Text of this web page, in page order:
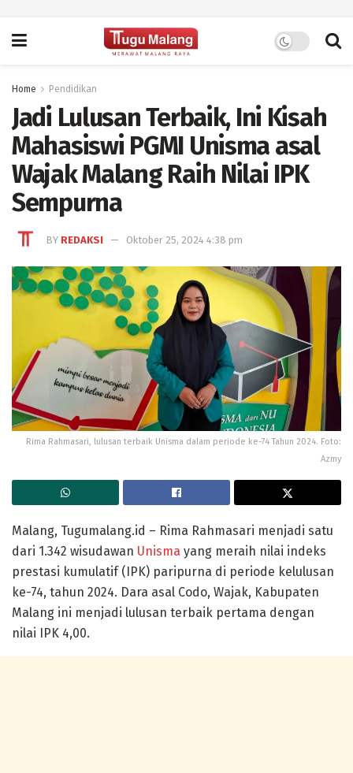
Home Pendidikan
Jadi Lulusan Terbaik, Ini Kisah
Mahasiswi PGMI Unisma asal
Wajak Malang Raih Nilai IPK
Sempurna
BY REDAKSI Oktober 25, 2024 4:38 pm
Rima Rahmasari, lulusan terbaik Unisma dalam periode ke-74 Tahun 2024. Foto:
Azmy
Malang, Tugumalang.id – Rima Rahmasari menjadi satu
dari 1.342 wisudawan Unisma yang meraih nilai indeks
prestasi kumulatif (IPK) paripurna di periode kelulusan
ke-74, tahun 2024. Dara asal Codo, Wajak, Kabupaten
Malang ini menjadi lulusan terbaik pertama dengan
nilai IPK 4,00.